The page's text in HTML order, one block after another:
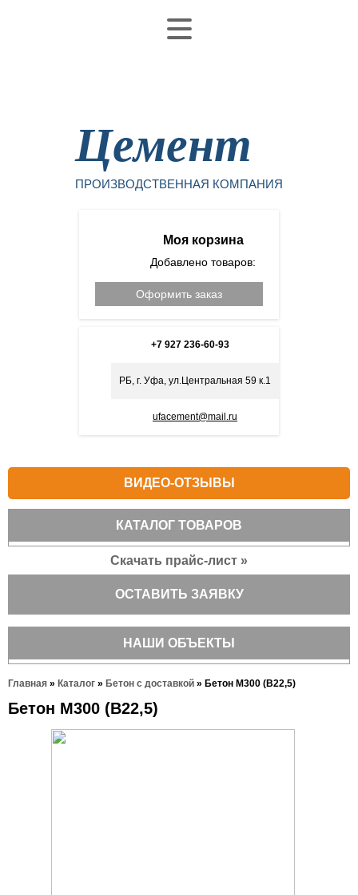
Цемент
ПРОИЗВОДСТВЕННАЯ КОМПАНИЯ
Моя корзина
Добавлено товаров:
Оформить заказ
+7 927 236-60-93
РБ, г. Уфа, ул.Центральная 59 к.1
ufacement@mail.ru
ВИДЕО-ОТЗЫВЫ
КАТАЛОГ ТОВАРОВ
Скачать прайс-лист »
ОСТАВИТЬ ЗАЯВКУ
НАШИ ОБЪЕКТЫ
Главная » Каталог » Бетон с доставкой » Бетон М300 (В22,5)
Бетон М300 (В22,5)